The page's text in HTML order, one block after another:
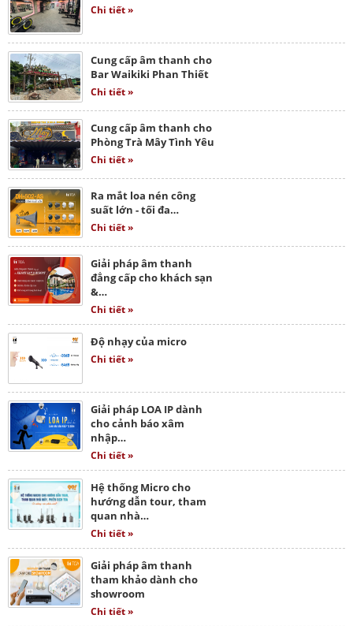
Chi tiết »
Cung cấp âm thanh cho
Bar Waikiki Phan Thiết
Chi tiết »
Cung cấp âm thanh cho
Phòng Trà Mây Tình Yêu
Chi tiết »
Ra mắt loa nén công
suất lớn - tối đa…
Chi tiết »
Giải pháp âm thanh
đẳng cấp cho khách sạn
&…
Chi tiết »
Độ nhạy của micro
Chi tiết »
Giải pháp LOA IP dành
cho cảnh báo xâm
nhập…
Chi tiết »
Hệ thống Micro cho
hướng dẫn tour, tham
quan nhà…
Chi tiết »
Giải pháp âm thanh
tham khảo dành cho
showroom
Chi tiết »